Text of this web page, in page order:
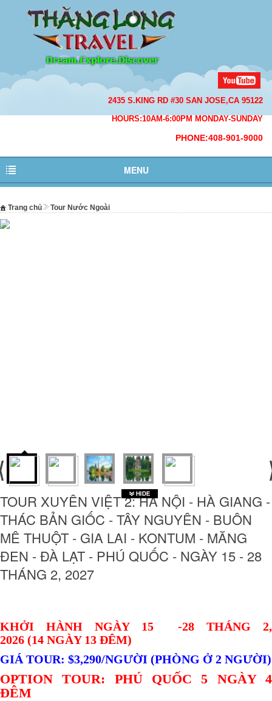
2435 S.KING RD #30 SAN JOSE,CA 95122
HOURS:10AM-6:00PM MONDAY-SUNDAY
PHONE:408-901-9000
MENU
Trang chủ Tour Nước Ngoài
TOUR XUYÊN VIỆT 2: HÀ NỘI - HÀ GIANG -
THÁC BẢN GIỐC - TÂY NGUYÊN - BUÔN
MÊ THUỘT - GIA LAI - KONTUM - MĂNG
ĐEN - ĐÀ LẠT - PHÚ QUỐC - NGÀY 15 - 28
THÁNG 2, 2027
KHỞI HÀNH NGÀY 15 -28 THÁNG 2,
2026 (14 NGÀY 13 ĐÊM)
GIÁ TOUR: $3,290/NGƯỜI (PHÒNG Ở 2 NGƯỜI)
OPTION TOUR: PHÚ QUỐC 5 NGÀY 4
ĐÊM